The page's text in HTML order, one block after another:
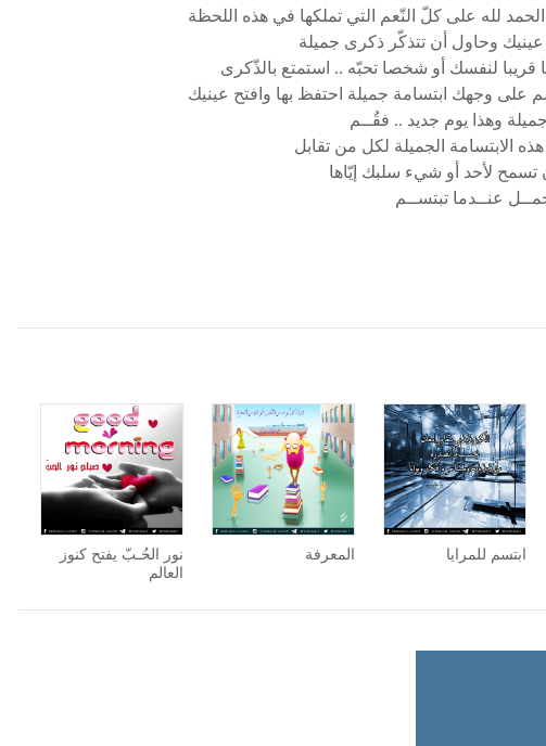
لله على كلّ النّعم التي تملكها في هذه اللحظة
وحاول أن تتذكّر ذكرى جميلة
قريبا لنفسك أو شخصا تحبّه .. استمتع بالذّكرى
على وجهك ابتسامة جميلة احتفظ بها وافتح عينيك
جميلة وهذا يوم جديد .. فقُــم
الابتسامة الجميلة لكل من تقابل
تسمح لأحد أو شيء سلبك إيّاها
عنــدما تبتســم
نور الحُـبّ يفتح كنوز
العالم
المعرفة ابتسم للمرايا